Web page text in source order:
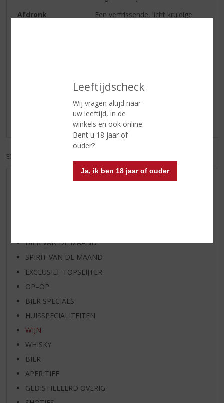
Leeftijdscheck
Wij vragen altijd naar
uw leeftijd, in de
winkels en ook online.
Bent u 18 jaar of
ouder?
Ja, ik ben 18 jaar of ouder
Afdronk
Een verfrissende, licht kruidige
Reviews
Schrijf een review
Er zijn nog geen reviews geplaatst voor dit product
EXCL. BTW
BIER VAN DE MAAND
SPIRIT VAN DE MAAND
EXCLUSIEF TOPSLIJTER
OP=OP
BIER SPECIALS
HUISSPECIALITEITEN
WIJN
WHISKY
BIER
APERITIEF
GEDISTILLEERD OVERIG